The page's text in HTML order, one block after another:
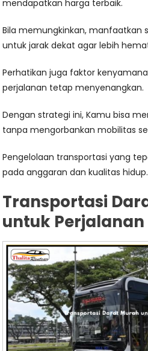
mendapatkan harga terbaik.
Bila memungkinkan, manfaatkan
untuk jarak dekat agar lebih
Perhatikan juga faktor
perjalanan tetap menyenangkan.
Dengan strategi ini, Kamu bisa
tanpa mengorbankan mobilitas
Pengelolaan transportasi yang
pada anggaran dan kualitas hidup.
Transportasi
untuk